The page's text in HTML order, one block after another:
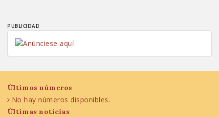
PUBLICIDAD
Últimos números
No hay números disponibles.
Últimas noticias